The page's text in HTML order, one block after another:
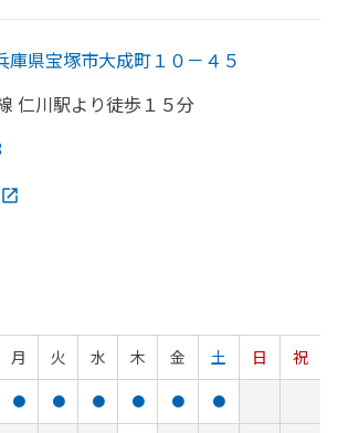
庫県宝塚市大成町１０－４５
仁川駅より徒歩１５分
月 火 水 木 金 土 日
祝
● ● ● ● ● ●